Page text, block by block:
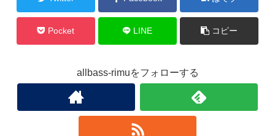
Pocket LINE コピー
allbass-rimuをフォローする